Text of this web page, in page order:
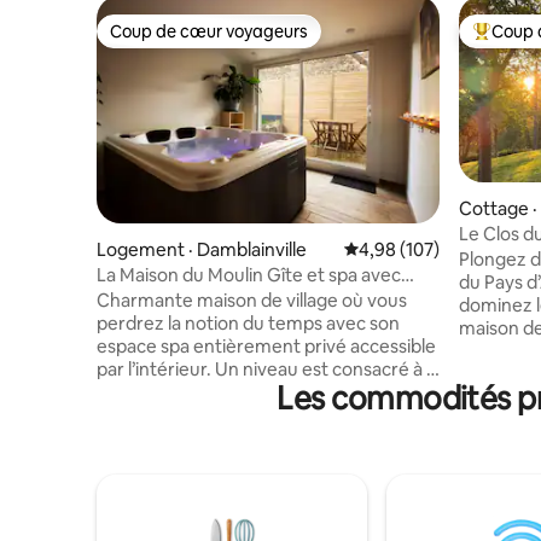
Coup de cœur voyageurs
Coup de cœur voyageurs
Logement · Damblainville Note moyenne de 4,98
4,98 (107)
La Maison du Moulin Gîte et spa avec
hammam privé
Charmante maison de village où vous
perdrez la notion du temps avec son
espace spa entièrement privé accessible
par l’intérieur. Un niveau est consacré à la
détente avec jacuzzi et hammam
traditionnel avec ciel étoilé. Un système
tête. Coin salon avec tv connectée.
Coup
Coup
Cottage
Le Clos
Plongez
du Pays
dominez
maison
ville,
voisins,
de
Les commodités